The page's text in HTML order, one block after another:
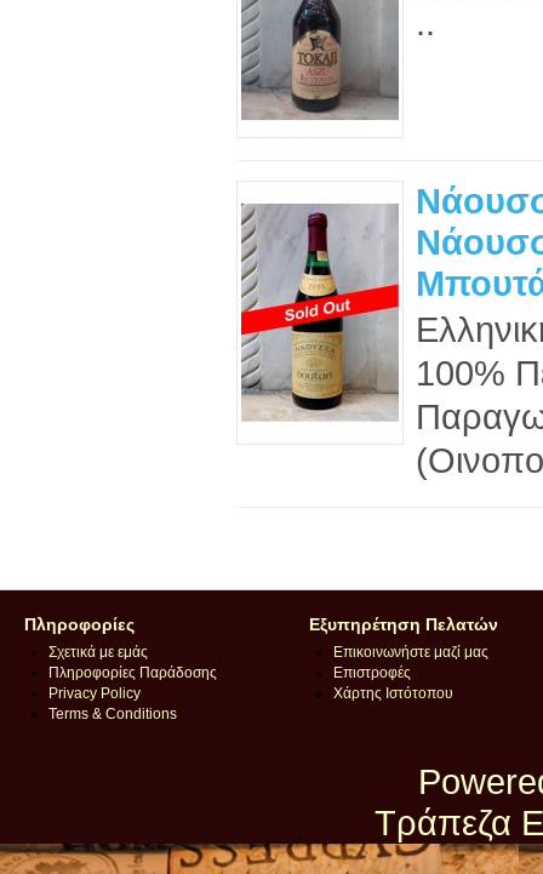
..
100%
Πληροφορίες
Σχετικά με εμάς
Πληροφορίες Παράδοσης
Privacy Policy
Terms & Conditions
Εξυπηρέτηση Πελατών
Επικοινωνήστε μαζί μας
Επιστροφές
Χάρτης Ιστότοπου
Τράπεζα